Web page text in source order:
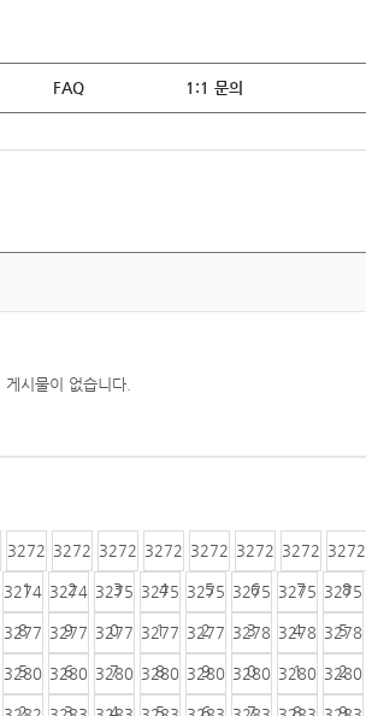
FAQ 1:1 문의
게시물이 없습니다.
3272
1
3272
2
3272
3
3272
4
3272
5
3272
6
3272
7
3272
8
3274
8
3274
9
3275
0
3275
1
3275
2
3275
3
3275
4
3275
5
3277
5
3277
6
3277
7
3277
8
3277
9
3278
0
3278
1
3278
2
3280
2
3280
3
3280
4
3280
5
3280
6
3280
7
3280
8
3280
9